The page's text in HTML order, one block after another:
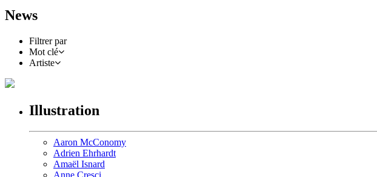
News
Filtrer par
Mot clé
Artiste
Illustration
Aaron McConomy
Adrien Ehrhardt
Amaël Isnard
Anne Cresci